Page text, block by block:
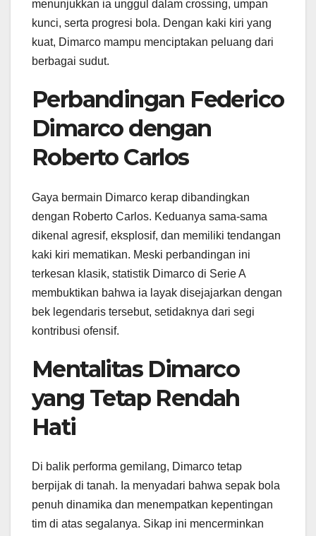
menunjukkan ia unggul dalam crossing, umpan
kunci, serta progresi bola. Dengan kaki kiri yang
kuat, Dimarco mampu menciptakan peluang dari
berbagai sudut.
Perbandingan Federico
Dimarco dengan
Roberto Carlos
Gaya bermain Dimarco kerap dibandingkan
dengan Roberto Carlos. Keduanya sama-sama
dikenal agresif, eksplosif, dan memiliki tendangan
kaki kiri mematikan. Meski perbandingan ini
terkesan klasik, statistik Dimarco di Serie A
membuktikan bahwa ia layak disejajarkan dengan
bek legendaris tersebut, setidaknya dari segi
kontribusi ofensif.
Mentalitas Dimarco
yang Tetap Rendah
Hati
Di balik performa gemilang, Dimarco tetap
berpijak di tanah. Ia menyadari bahwa sepak bola
penuh dinamika dan menempatkan kepentingan
tim di atas segalanya. Sikap ini mencerminkan